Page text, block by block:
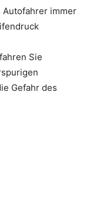
Autofahrer immer
Sie
Gefahr des